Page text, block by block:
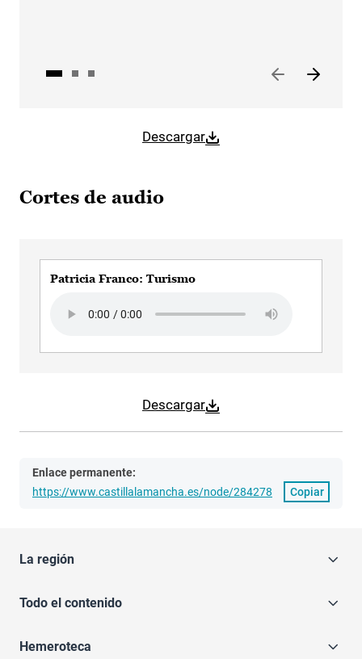
Descargar
Cortes de audio
Descargar
Patricia Franco: Turismo
Enlace permanente:
https://www.castillalamancha.es/node/284278
Copiar
La región
Todo el contenido
Hemeroteca